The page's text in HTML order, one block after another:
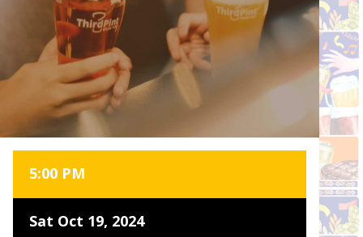
5:00 PM
Sat Oct 19, 2024